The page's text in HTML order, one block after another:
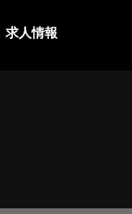
求人情報